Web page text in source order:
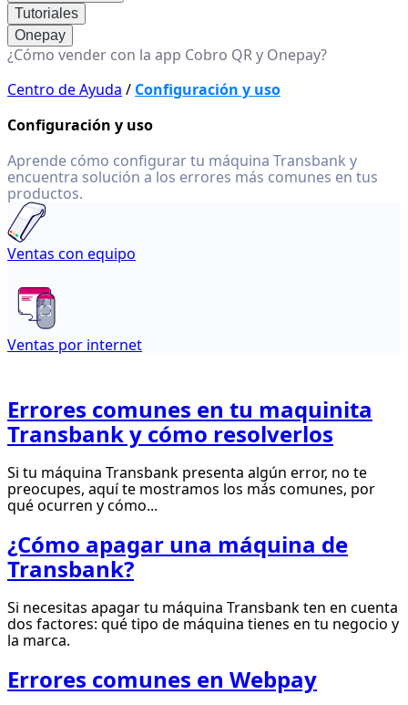
Tutoriales
Onepay
¿Cómo vender con la app Cobro QR y Onepay?
Centro de Ayuda / Configuración y uso
Configuración y uso
Aprende cómo configurar tu máquina Transbank y
encuentra solución a los errores más comunes en tus
productos.
Ventas con equipo
Ventas por internet
Errores comunes en tu maquinita
Transbank y cómo resolverlos
Si tu máquina Transbank presenta algún error, no te
preocupes, aquí te mostramos los más comunes, por
qué ocurren y cómo...
¿Cómo apagar una máquina de
Transbank?
Si necesitas apagar tu máquina Transbank ten en cuenta
dos factores: qué tipo de máquina tienes en tu negocio y
la marca.
Errores comunes en Webpay